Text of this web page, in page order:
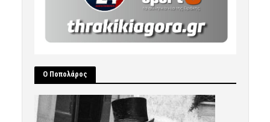
Ο Ποπολάρος